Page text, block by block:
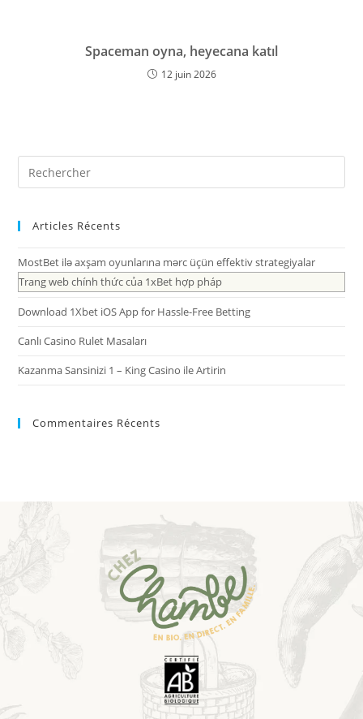
Spaceman oyna, heyecana katıl
12 juin 2026
Articles Récents
MostBet ilə axşam oyunlarına mərc üçün effektiv strategiyalar
Trang web chính thức của 1xBet hợp pháp
Download 1Xbet iOS App for Hassle-Free Betting
Canlı Casino Rulet Masaları
Kazanma Sansinizi 1 – King Casino ile Artirin
Commentaires Récents